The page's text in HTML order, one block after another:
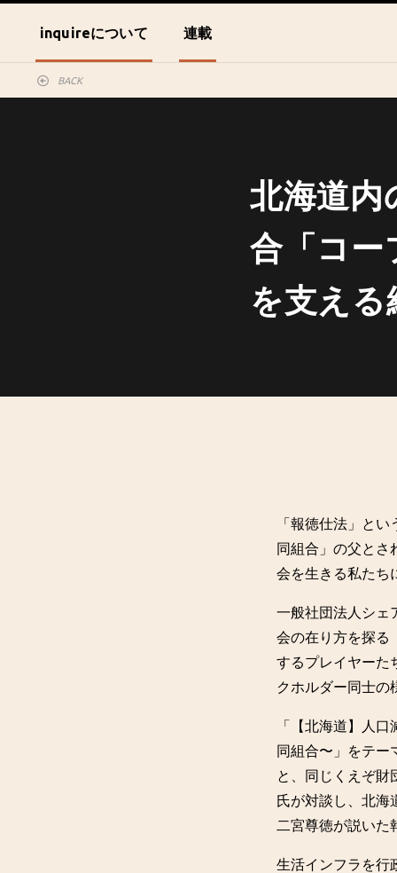
inquireについて 連載
BACK
北海道内
合「コー
を支える
「報徳仕法」と
同組合」の父とさ
会を生きる私たち
一般社団法人シェ
会の在り方を探る
するプレイヤーた
クホルダー同士の
「【北海道】人
同組合〜」をテー
と、同じくえぞ財
氏が対談し、北海
二宮尊徳が説いた
生活インフラを行